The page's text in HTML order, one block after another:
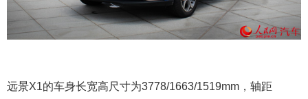
远景X1的车身长宽高尺寸为3778/1663/1519mm，轴距